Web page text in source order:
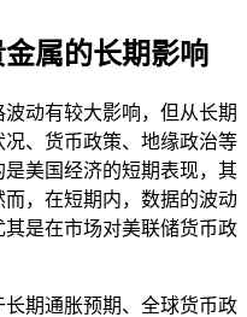
属的长期影响
动有较大影响，但从长期
、货币政策、地缘政治等
美国经济的短期表现，其
，在短期内，数据的波动
是在市场对美联储货币政
期通胀预期、全球货币政